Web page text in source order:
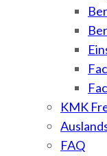
KMK
FAQ